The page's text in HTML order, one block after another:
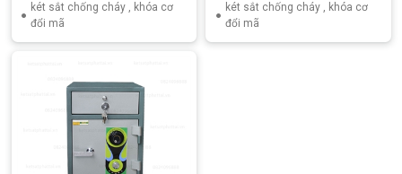
két sắt chống cháy , khóa cơ
đổi mã
két sắt chống cháy , khóa cơ
đổi mã